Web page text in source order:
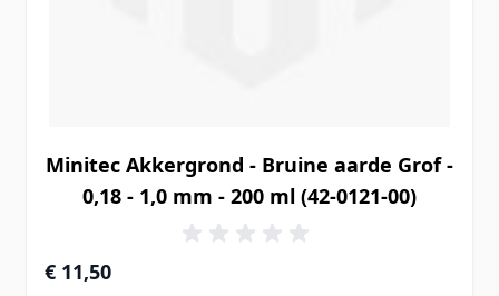
Minitec Akkergrond - Bruine aarde Grof -
0,18 - 1,0 mm - 200 ml (42-0121-00)
€ 11,50